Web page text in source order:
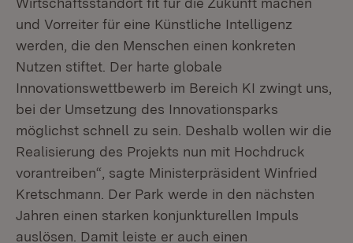
und Vorreiter für eine Künstliche Intelligenz
werden, die den Menschen einen konkreten
Nutzen stiftet. Der harte globale
Innovationswettbewerb im Bereich KI zwingt uns,
bei der Umsetzung des Innovationsparks
möglichst schnell zu sein. Deshalb wollen wir die
Realisierung des Projekts nun mit Hochdruck
vorantreiben“, sagte Ministerpräsident Winfried
Kretschmann. Der Park werde in den nächsten
Jahren einen starken konjunkturellen Impuls
auslösen. Damit leiste er auch einen